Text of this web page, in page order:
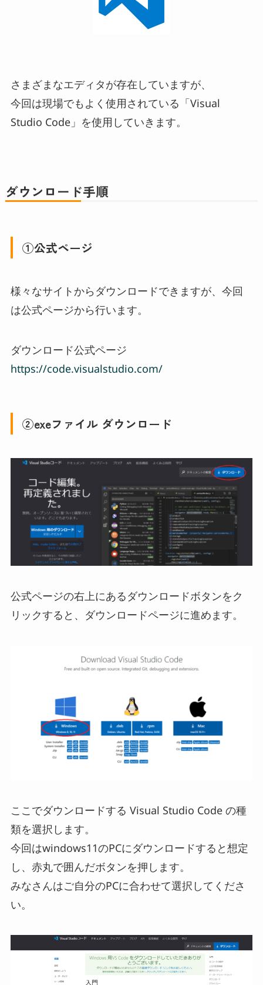
さまざまなエディタが存在していますが、
今回は現場でもよく使用されている「Visual
Studio Code」を使用していきます。
ダウンロード手順
①公式ページ
様々なサイトからダウンロードできますが、今回
は公式ページから行います。
ダウンロード公式ページ
https://code.visualstudio.com/
②exeファイル ダウンロード
公式ページの右上にあるダウンロードボタンをク
リックすると、ダウンロードページに進めます。
ここでダウンロードする Visual Studio Code の種
類を選択します。
今回はwindows11のPCにダウンロードすると想定
し、赤丸で囲んだボタンを押します。
みなさんはご自分のPCに合わせて選択してくださ
い。